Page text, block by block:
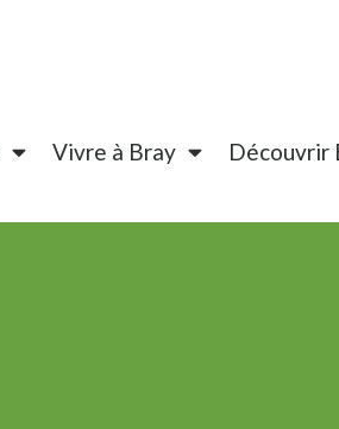
Vivre à Bray Découvrir